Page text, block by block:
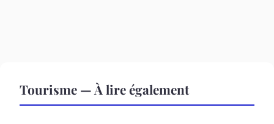
Tourisme — À lire également